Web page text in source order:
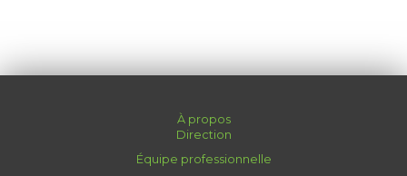
À propos
Direction
Équipe professionnelle